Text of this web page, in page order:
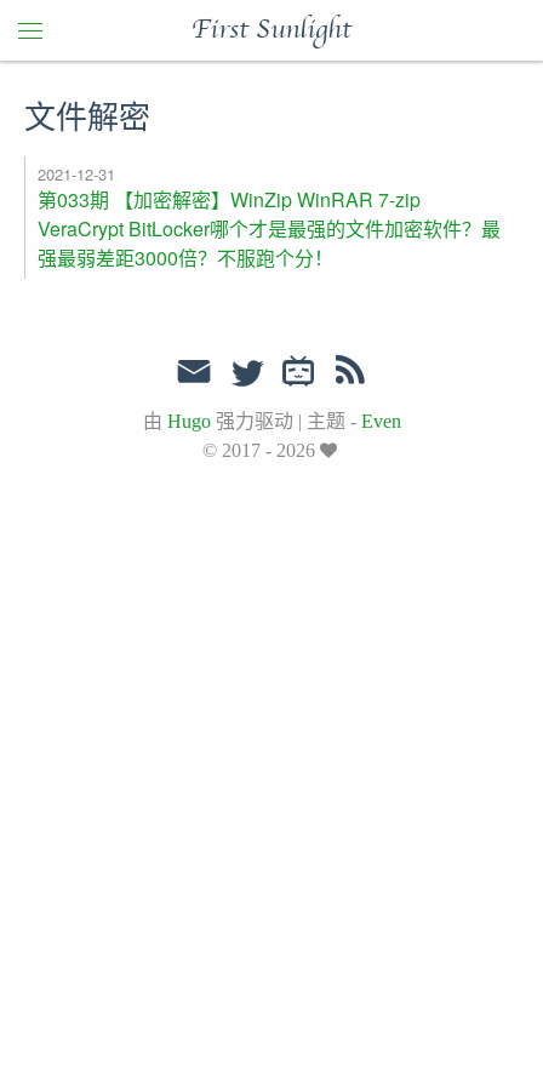
First Sunlight
文件解密
2021-12-31
第033期 【加密解密】WinZip WinRAR 7-zip
VeraCrypt BitLocker哪个才是最强的文件加密软件？最
强最弱差距3000倍？不服跑个分！
由 Hugo强力驱动 | 主题 - Even
© 2017 - 2026